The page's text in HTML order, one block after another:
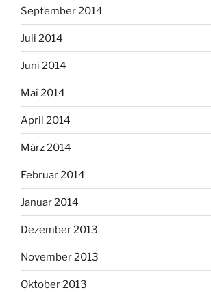
September 2014
Juli 2014
Juni 2014
Mai 2014
April 2014
März 2014
Februar 2014
Januar 2014
Dezember 2013
November 2013
Oktober 2013